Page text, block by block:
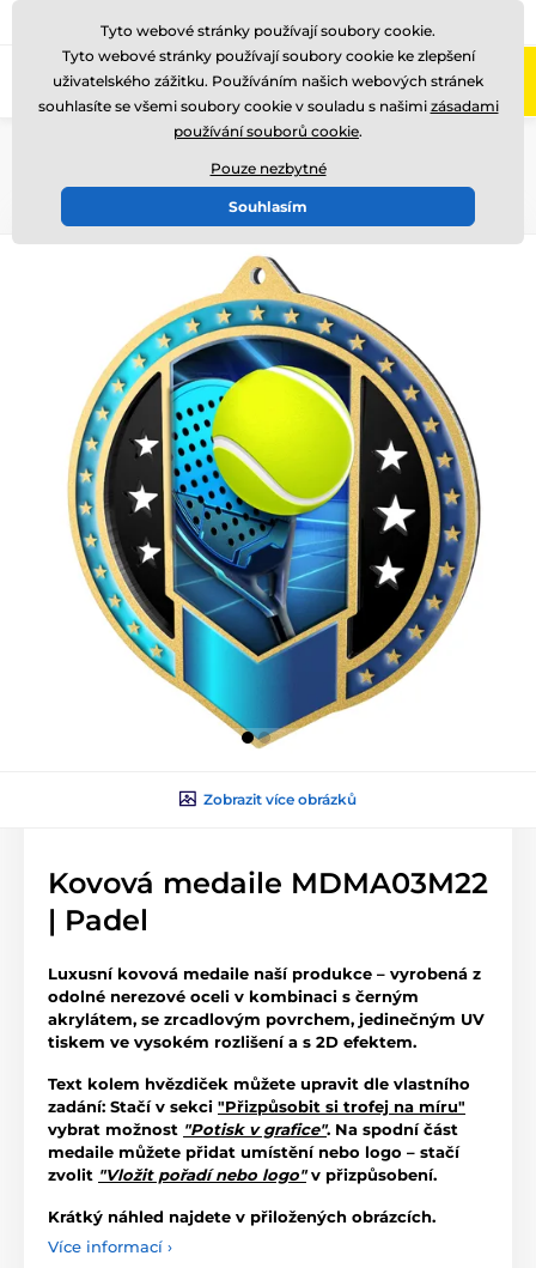
Zavolejte nám (Po-Pá 8-17)
Zobrazit více obrázků
Kovová medaile MDMA03M22
| Padel
Luxusní kovová medaile naší produkce – vyrobená z
odolné nerezové oceli v kombinaci s černým
akrylátem, se zrcadlovým povrchem, jedinečným UV
tiskem ve vysokém rozlišení a s 2D efektem.
Text kolem hvězdiček můžete upravit dle vlastního
zadání: Stačí v sekci "Přizpůsobit si trofej na míru"
vybrat možnost "Potisk v grafice". Na spodní část
medaile můžete přidat umístění nebo logo – stačí
zvolit "Vložit pořadí nebo logo"v přizpůsobení.
Krátký náhled najdete v přiložených obrázcích.
Více informací ›
Tyto webové stránky používají soubory cookie.
Tyto webové stránky používají soubory cookie ke zlepšení
uživatelského zážitku. Používáním našich webových stránek
souhlasíte se všemi soubory cookie v souladu s našimi zásadami
používání souborů cookie.
Pouze nezbytné
Souhlasím